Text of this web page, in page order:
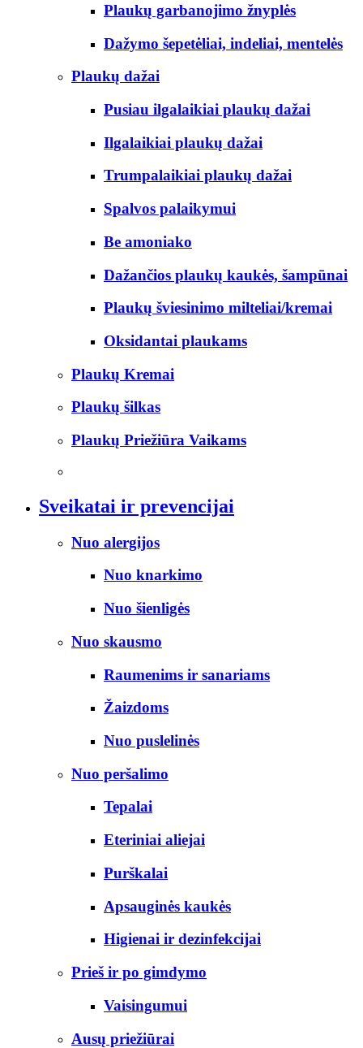
Plaukų garbanojimo žnyplės
Dažymo šepetėliai, indeliai, mentelės
Plaukų dažai
Pusiau ilgalaikiai plaukų dažai
Ilgalaikiai plaukų dažai
Trumpalaikiai plaukų dažai
Spalvos palaikymui
Be amoniako
Dažančios plaukų kaukės, šampūnai
Plaukų šviesinimo milteliai/kremai
Oksidantai plaukams
Plaukų Kremai
Plaukų šilkas
Plaukų Priežiūra Vaikams
Sveikatai ir prevencijai
Nuo alergijos
Nuo knarkimo
Nuo šienligės
Nuo skausmo
Raumenims ir sanariams
Žaizdoms
Nuo puslelinės
Nuo peršalimo
Tepalai
Eteriniai aliejai
Purškalai
Apsauginės kaukės
Higienai ir dezinfekcijai
Prieš ir po gimdymo
Vaisingumui
Ausų priežiūrai